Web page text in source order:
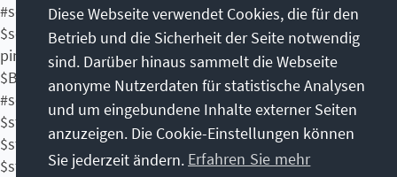
#set($ddmcontent =
$serviceLocator.findService("com.liferay.dynamic.data.map
ping.service.DDMContentLocalService")) #set($doc =
$Bild.getData()) #set($gid = $stringUtil.split($doc,"/").get(2))
#set($fid = $stringUtil.split($doc,"/").get(3)) #set ($fileTitle =
$stringUtil.split($doc,"/").get(4)) #set ($uuid=
$stringUtil.split($doc,"/").get(5)) #set ($uuid=
$stringUtil.split($uuid,"?").get(0)) #set ($tmp = {}) #set
Kontakt
Diese Webseite verwendet Cookies, die für den
Betrieb und die Sicherheit der Seite notwendig
sind. Darüber hinaus sammelt die Webseite
anonyme Nutzerdaten für statistische Analysen
und um eingebundene Inhalte externer Seiten
anzuzeigen. Die Cookie-Einstellungen können
Sie jederzeit ändern. Erfahren Sie mehr